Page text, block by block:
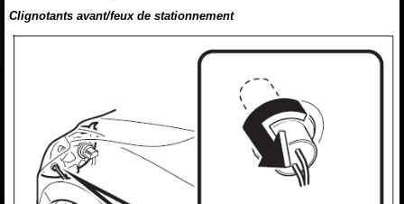
Clignotants avant/feux de stationnement